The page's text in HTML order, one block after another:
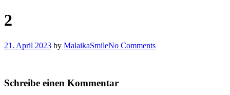
2
21. April 2023 by MalaikaSmileNo Comments
Schreibe einen Kommentar